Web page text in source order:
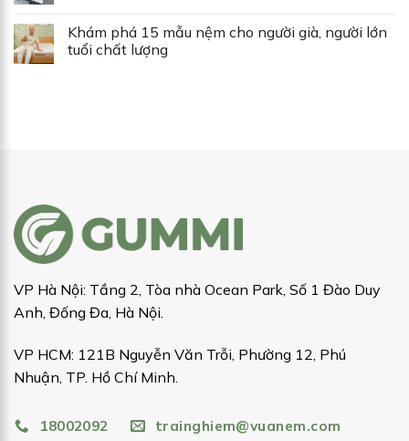
Khám phá 15 mẫu nệm cho người già, người lớn
tuổi chất lượng
VP Hà Nội: Tầng 2, Tòa nhà Ocean Park, Số 1 Đào Duy
Anh, Đống Đa, Hà Nội.
VP HCM: 121B Nguyễn Văn Trỗi, Phường 12, Phú
Nhuận, TP. Hồ Chí Minh.
18002092 trainghiem@vuanem.com